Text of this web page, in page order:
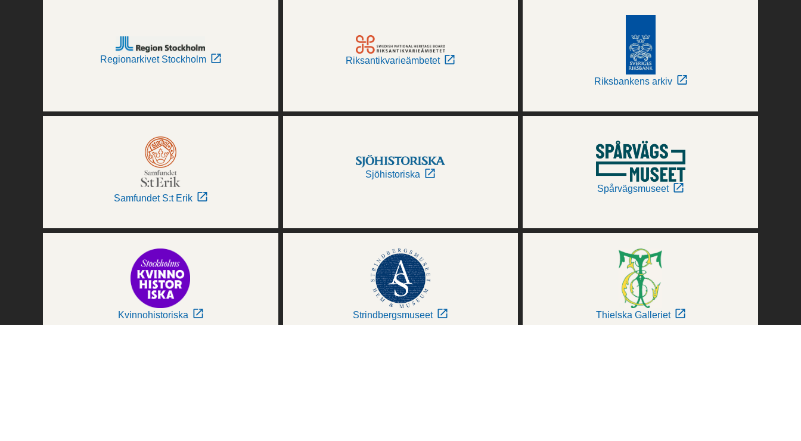
Regionarkivet Stockholm Riksantikvarieämbetet
Riksbankens arkiv
Samfundet S:t Erik
Sjöhistoriska
Spårvägsmuseet
Kvinnohistoriska Strindbergsmuseet Thielska Galleriet